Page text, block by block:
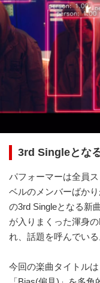
3rd Singleとな
パフォーマーは全員
ベルのメンバーばか
の3rd Singleとなる新
が入りまくった渾身
れ、話題を呼んでいる
今回の楽曲タイトル